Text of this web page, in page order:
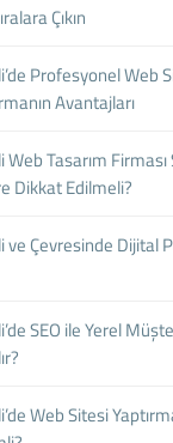
Çıkın
Profesyonel Web
Avantajları
Web Tasarım
Dikkat Edilmeli?
ve Çevresinde Dijital
SEO ile Yerel
Web Sitesi